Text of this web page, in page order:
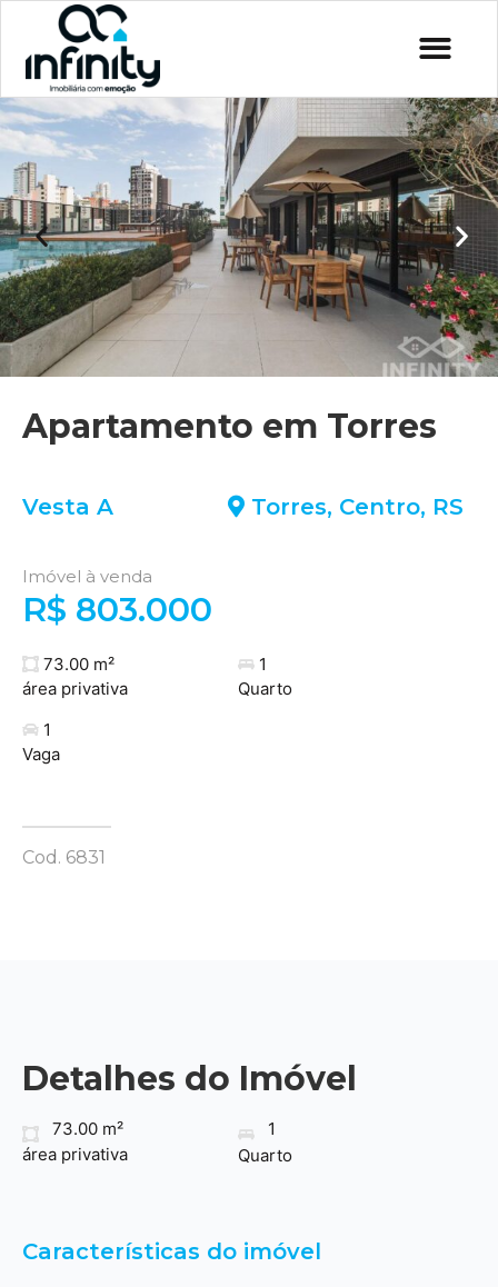
Apartamento em Torres
Vesta A Torres, Centro, RS
Imóvel à venda
R$ 803.000
73.00 m²
área privativa
1
Quarto
1
Vaga
Cod. 6831
Detalhes do Imóvel
73.00 m²
área privativa
1
Quarto
Características do imóvel